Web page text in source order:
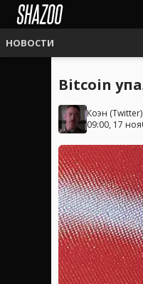
НОВОСТИ
Bitcoin
Коэн (Twitter)
09:00, 17